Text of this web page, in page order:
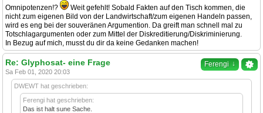
Omnipotenzen!?
Weit gefehlt! Sobald Fakten auf den Tisch kommen, die
nicht zum eigenen Bild von der Landwirtschaft/zum eigenen Handeln passen,
wird es eng bei der souveränen Argumention. Da greift man schnell mal zu
Totschlagargumenten oder zum Mittel der Diskreditierung/Diskriminierung.
In Bezug auf mich, musst du dir da keine Gedanken machen!
Ferengi ↓
Re: Glyphosat- eine Frage
Sa Feb 01, 2020 20:03
DWEWT hat geschrieben:
Ferengi hat geschrieben:
Das ist halt sune Sache.